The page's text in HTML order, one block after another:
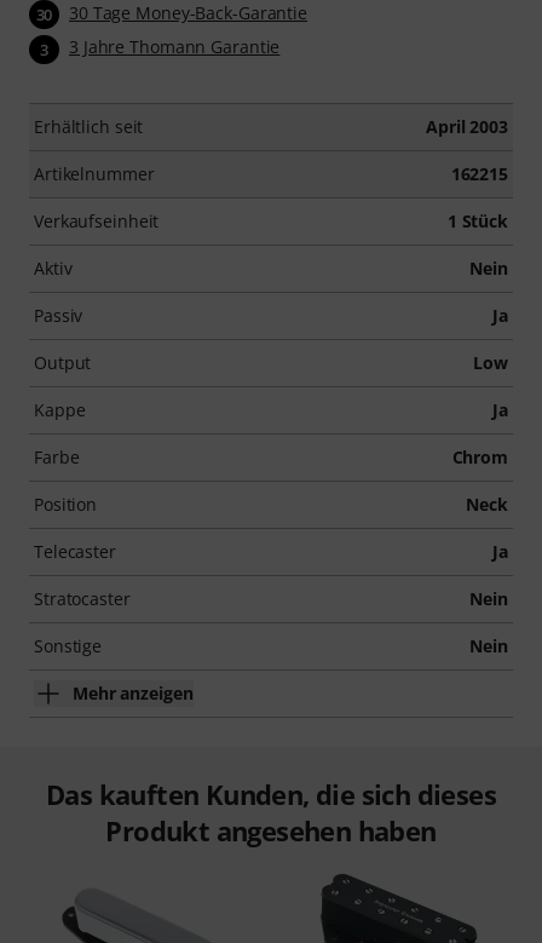
30 30 Tage Money-Back-Garantie
3 3 Jahre Thomann Garantie
Erhältlich seit April 2003
Artikelnummer 162215
Verkaufseinheit 1 Stück
Aktiv Nein
Passiv Ja
Output Low
Kappe Ja
Farbe Chrom
Position Neck
Telecaster Ja
Stratocaster Nein
Sonstige Nein
Mehr anzeigen
Das kauften Kunden, die sich dieses
Produkt angesehen haben